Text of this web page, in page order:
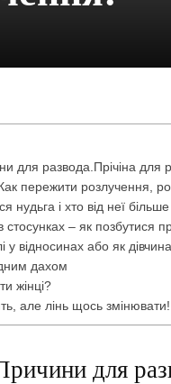
для развода.Прічіна для
пережити розлучення,
нудьга і хто від неї
– як позбутися
у відносинах або як
дахом
жінці?
але лінь щось змінювати!
для